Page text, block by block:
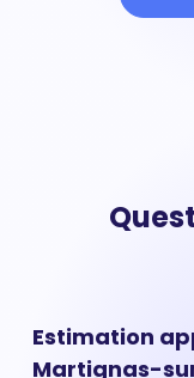
Estimation
Martignas-